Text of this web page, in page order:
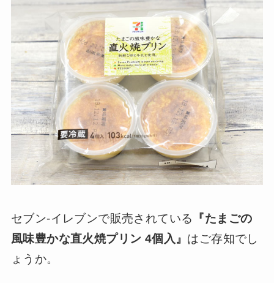
セブン-イレブンで販売されている
『たまごの
風味豊かな直火焼プリン 4個入』 はご存知でし
ょうか。